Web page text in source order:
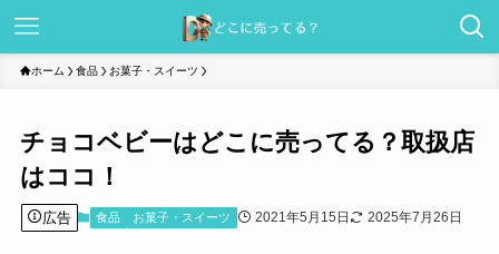
ホーム 食品 お菓子・スイーツ
チョコベビーはどこに売ってる？取扱店
はココ！
広告 食品 お菓子・スイーツ 2021年5月15日 2025年7月26日